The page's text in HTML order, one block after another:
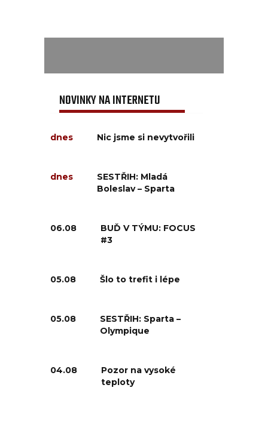
NOVINKY NA INTERNETU
dnes Nic jsme si nevytvořili
dnes
SESTŘIH: Mladá
Boleslav – Sparta
06.08
BUĎ V TÝMU: FOCUS
#3
05.08 Šlo to trefit i lépe
05.08
SESTŘIH: Sparta –
Olympique
04.08
Pozor na vysoké
teploty